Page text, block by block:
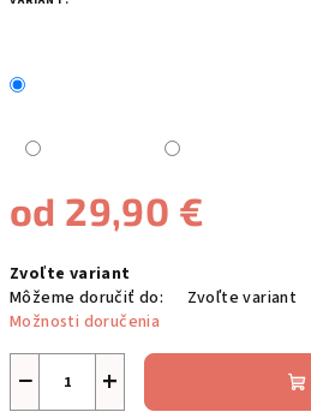
od 29,90 €
cena:
Zvoľte variant
Môžeme doručiť do:
Zvoľte variant
Možnosti doručenia
+
−